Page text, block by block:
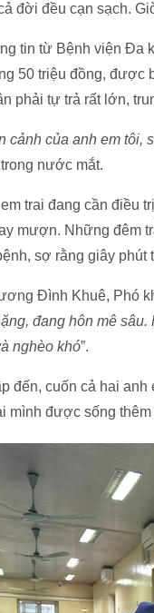
đời đều cạn sạch.
tin từ Bệnh viện Đa
50 triệu đồng, được
phải tự trả rất lớn,
cảnh của anh em tôi,
nước mắt.
trai đang cần điều
mượn. Những đêm
sợ rằng giây phút
Đình Khuê, Phó
đang hôn mê
nghèo khó”.
đến, cuốn cả hai
mình được sống